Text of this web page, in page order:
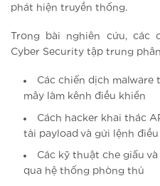
phát hiện truyền thống.
Trong bài nghiên cứu, các
Cyber Security tập trung
Các chiến dịch malware
mây làm kênh điều khiển
Cách hacker khai thác
tải payload và gửi lệnh
Các kỹ thuật che giấu
qua hệ thống phòng thủ